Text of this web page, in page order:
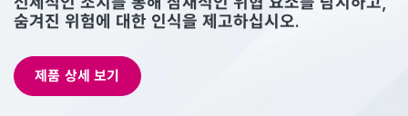
숨겨진 위험에 대한 인식을 제고하십시오.
제품 상세 보기